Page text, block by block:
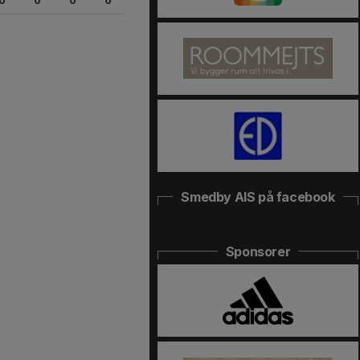
Smedby AIS på facebook
Sponsorer